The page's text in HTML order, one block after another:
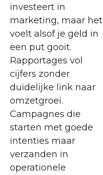
investeert in
marketing, maar het
voelt alsof je geld in
een put gooit.
Rapportages vol
cijfers zonder
duidelijke link naar
omzetgroei.
Campagnes die
starten met goede
intenties maar
verzanden in
operationele